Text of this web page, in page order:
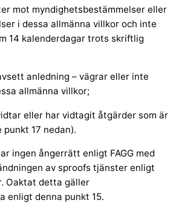
mot myndighetsbestämmelser eller
i dessa allmänna villkor och inte
14 kalenderdagar trots skriftlig
anledning – vägrar eller inte
allmänna villkor;
eller har vidtagit åtgärder som är
17 nedan).
ingen ångerrätt enligt FAGG med
av sproofs tjänster enligt
Oaktat detta gäller
enligt denna punkt 15.